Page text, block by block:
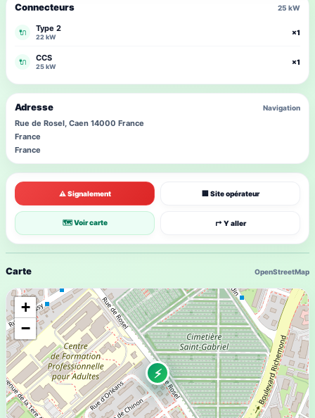
Carte OpenStreetMap
⚡
+
−
⚠ Signalement 🏢 Site opérateur
🗺 Voir carte ↱ Y aller
Connecteurs 25 kW
🔌 Type 2
22 kW
×1
🔌 CCS
25 kW
×1
Adresse Navigation
Rue de Rosel, Caen 14000 France
France
France